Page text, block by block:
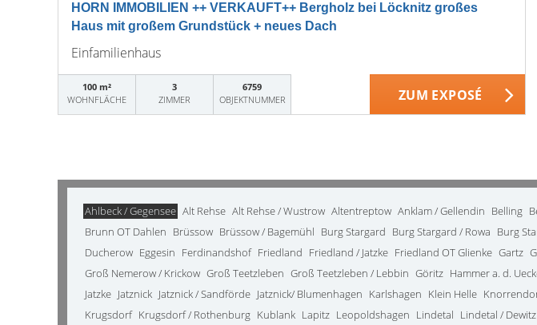
HORN IMMOBILIEN ++ VERKAUFT++ Bergholz bei Löcknitz großes
Haus mit großem Grundstück + neues Dach
Einfamilienhaus
100 m²
WOHNFLÄCHE
3
ZIMMER
6759
OBJEKTNUMMER
ZUM EXPOSÉ
Ahlbeck / Gegensee Alt Rehse Alt Rehse / Wustrow Altentreptow Anklam / Gellendin Belling
Brunn OT Dahlen Brüssow Brüssow / Bagemühl Burg Stargard Burg Stargard / Rowa Burg
Ducherow Eggesin Ferdinandshof Friedland Friedland / Jatzke Friedland OT Glienke Gartz
Groß Nemerow / Krickow Groß Teetzleben Groß Teetzleben / Lebbin Göritz Hammer a. d.
Jatzke Jatznick Jatznick / Sandförde Jatznick/ Blumenhagen Karlshagen Klein Helle
Krugsdorf Krugsdorf / Rothenburg Kublank Lapitz Leopoldshagen Lindetal Lindetal / Dewitz